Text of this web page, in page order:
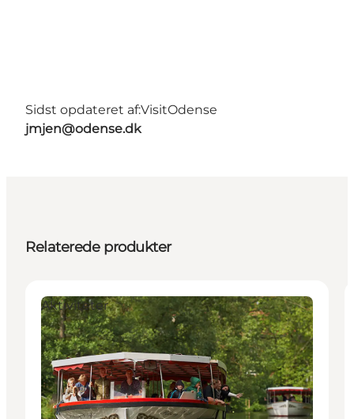
Sidst opdateret af:VisitOdense
jmjen@odense.dk
Relaterede produkter
Aktiviteter